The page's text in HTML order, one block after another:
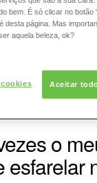
o
esfarelar
bem. É só clicar no botão
desta página. Mas
aquela beleza, ok?
Aceitar